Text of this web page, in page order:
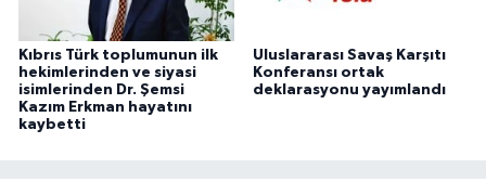
Kıbrıs Türk toplumunun ilk
hekimlerinden ve siyasi
isimlerinden Dr. Şemsi
Kazım Erkman hayatını
kaybetti
Uluslararası Savaş Karşıtı
Konferansı ortak
deklarasyonu yayımlandı